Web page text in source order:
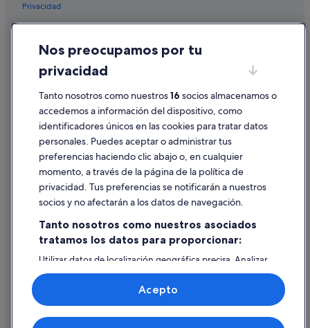
Privacidad
Condiciones de uso
Información legal/contacto
Pautas sobre el contenido y cómo denunciar contenido
Ayuda
Cancelar un vuelo
Cancelar una reserva de hotel o de un alquiler vacacional
Utilizar un cupón de Expedia
Documentos para viajes internacionales
Nos preocupamos por tu
privacidad
Tanto nosotros como nuestros16 socios almacenamos o
accedemos a información del dispositivo, como
identificadores únicos en las cookies para tratar datos
personales. Puedes aceptar o administrar tus
preferencias haciendo clic abajo o, en cualquier
momento, a través de la página de la política de
privacidad. Tus preferencias se notificarán a nuestros
socios y no afectarán a los datos de navegación.
Tanto nosotros como nuestros asociados
tratamos los datos para proporcionar:
Utilizar datos de localización geográfica precisa. Analizar
activamente las características del dispositivo para su
identificación. Almacenar la información en un dispositivo
y/o acceder a ella. Publicidad y contenido personalizados,
medición de publicidad y contenido, investigación de
audiencia y desarrollo de servicios.
Acepto